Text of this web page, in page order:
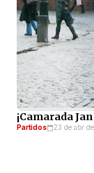
¡Camarada
Partidos 23 de abr